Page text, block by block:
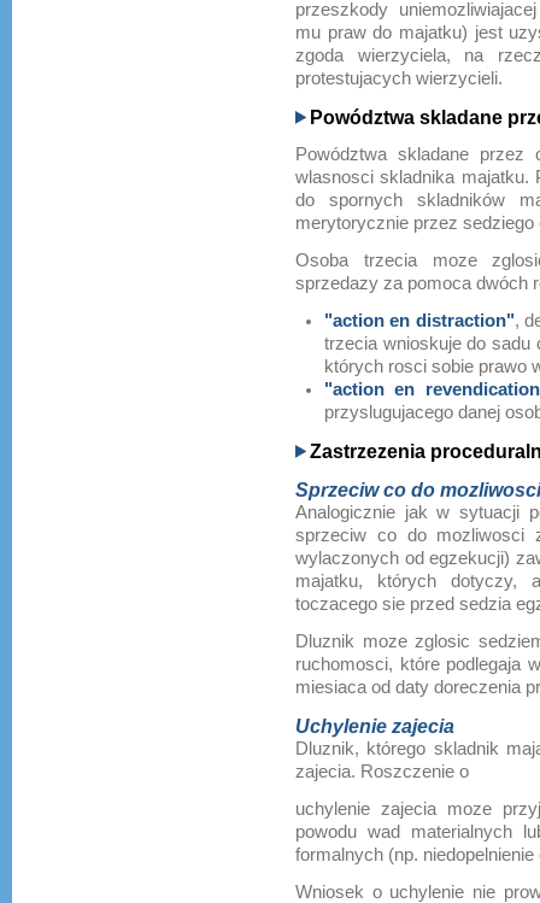
przeszkody
mu praw do majatku) jest
zgoda wierzyciela, na
protestujacych wierzycieli.
Powództwa skladane
Powództwa skladane
wlasnosci skladnika majatku.
do spornych skladników
merytorycznie przez sedziego
Osoba trzecia moze
sprzedazy za pomoca dwóch
"action en distraction",
trzecia wnioskuje do sadu
których rosci sobie prawo
"action en
przyslugujacego danej
Zastrzezenia
Sprzeciw co do
Analogicznie jak w sytuacji
sprzeciw co do mozliwosci
wylaczonych od egzekucji)
majatku, których dotyczy,
toczacego sie przed sedzia
Dluznik moze zglosic
ruchomosci, które podlegaja
miesiaca od daty doreczenia
Uchylenie zajecia
Dluznik, którego skladnik
zajecia. Roszczenie o
uchylenie zajecia moze
powodu wad materialnych
formalnych (np.
Wniosek o uchylenie nie